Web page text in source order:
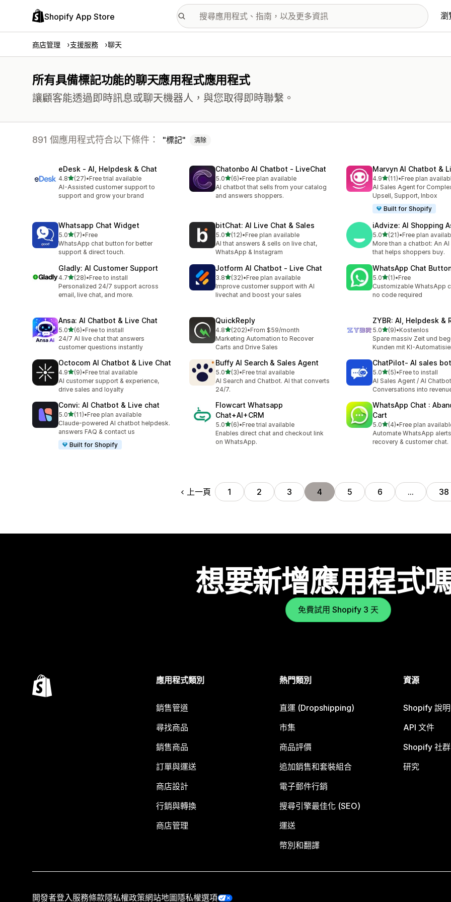
Shopify App Store 瀏
商店管理 支援服務 聊天
所有具備標記功能的聊天應用程式應用程式
讓顧客能透過即時訊息或聊天機器人，與您取得即時聯繫。
891 個應用程式符合以下條件： 標記 清除
eDesk ‑ AI, Helpdesk & Chat
4.8滿分 5 顆星
(27)
共有 27 則評價
•Free trial available
AI-Assisted customer support to
support and grow your brand
Chatonbo AI Chatbot ‑ LiveChat
5.0滿分 5 顆星
(6)
共有 6 則評價
•Free plan available
AI chatbot that sells from your catalog
and answers shoppers.
Marvyn AI Chatbot &
4.9滿分 5 顆星
(11)
共有 11 則評價
•Free plan
AI Sales Agent for
Upsell, Support, Inbox
Built for Shopify
Whatsapp Chat Widget
5.0滿分 5 顆星
(7)
共有 7 則評價
•Free
WhatsApp chat button for better
support & direct touch.
bitChat: AI Live Chat & Sales
5.0滿分 5 顆星
(12)
共有 12 則評價
•Free plan available
AI that answers & sells on live chat,
WhatsApp & Instagram
iAdvize: AI Shopping
5.0滿分 5 顆星
(21)
共有 21 則評價
•Free plan
More than a chatbot: An
that helps shoppers buy.
Gladly: AI Customer Support
4.7滿分 5 顆星
(28)
共有 28 則評價
•Free to install
Personalized 24/7 support across
email, live chat, and more.
Jotform AI Chatbot ‑ Live Chat
3.8滿分 5 顆星
(32)
共有 32 則評價
•Free plan available
Improve customer support with AI
livechat and boost your sales
WhatsApp Chat
5.0滿分 5 顆星
(1)
共有 1 則評價
•Free
Customizable WhatsApp
no code required
Ansa: AI Chatbot & Live Chat
5.0滿分 5 顆星
(6)
共有 6 則評價
•Free to install
24/7 AI live chat that answers
customer questions instantly
QuickReply
4.8滿分 5 顆星
(202)
共有 202 則評價
•From $59/month
Marketing Automation to Recover
Carts and Drive Sales
ZYBR: AI, Helpdesk &
5.0滿分 5 顆星
(9)
共有 9 則評價
•Kostenlos
Spare massiv Zeit und
Kunden mit KI-
Octocom AI Chatbot & Live Chat
4.9滿分 5 顆星
(9)
共有 9 則評價
•Free trial available
AI customer support & experience,
drive sales and loyalty
Buffy AI Search & Sales Agent
5.0滿分 5 顆星
(3)
共有 3 則評價
•Free trial available
AI Search and Chatbot. AI that converts
24/7.
ChatPilot‑ AI sales
5.0滿分 5 顆星
(5)
共有 5 則評價
•Free to install
AI Sales Agent / AI
Conversations into
Convi: AI Chatbot & Live chat
5.0滿分 5 顆星
(11)
共有 11 則評價
•Free plan available
Claude-powered AI chatbot helpdesk.
answers FAQ & contact us
Built for Shopify
Flowcart Whatsapp
Chat+AI+CRM
5.0滿分 5 顆星
(6)
共有 6 則評價
•Free trial available
Enables direct chat and checkout link
on WhatsApp.
WhatsApp Chat :
Cart
5.0滿分 5 顆星
(4)
共有 4 則評價
•Free plan
Automate WhatsApp
recovery & customer chat.
上一頁 1 2 3 4 5 6 … 38
想要新增應用程式
免費試用 Shopify 3 天
應用程式類別
銷售管道
尋找商品
銷售商品
訂單與運送
商店設計
行銷與轉換
商店管理
熱門類別
直運 (Dropshipping)
市集
商品評價
追加銷售和套裝組合
電子郵件行銷
搜尋引擎最佳化 (SEO)
運送
幣別和翻譯
資源
Shopify 說
API 文件
Shopify 社群
研究
開發者登入服務條款隱私權政策網站地圖 隱私權選項